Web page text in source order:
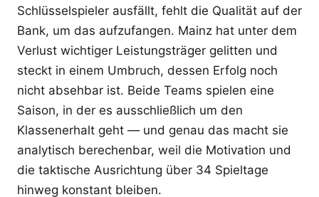
Schlüsselspieler ausfällt, fehlt die Qualität auf der
Bank, um das aufzufangen. Mainz hat unter dem
Verlust wichtiger Leistungsträger gelitten und
steckt in einem Umbruch, dessen Erfolg noch
nicht absehbar ist. Beide Teams spielen eine
Saison, in der es ausschließlich um den
Klassenerhalt geht — und genau das macht sie
analytisch berechenbar, weil die Motivation und
die taktische Ausrichtung über 34 Spieltage
hinweg konstant bleiben.